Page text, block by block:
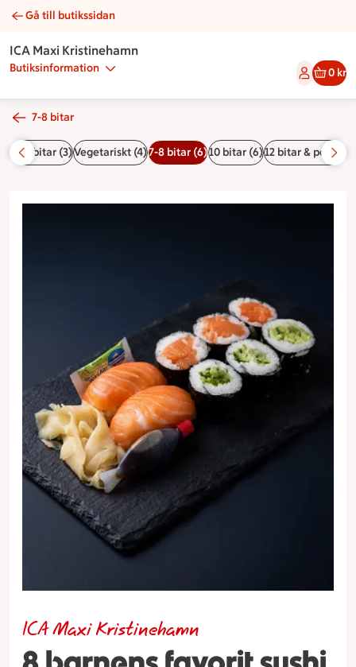
8 barnens favorit sushi | Catering ICA Maxi Kristinehamn
Gå till butikssidan
ICA Maxi Kristinehamn
Butiksinformation 0 kr
7-8 bitar
(3)Vegetariskt (4)7-8 bitar (6)10 bitar (6)12 bitar &
ICA Maxi Kristinehamn